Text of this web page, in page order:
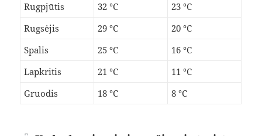
Rugpjūtis
32 °C
23 °C
Rugsėjis
29 °C
20 °C
Spalis
25 °C
16 °C
Lapkritis
21 °C
11 °C
Gruodis
18 °C 8 °C